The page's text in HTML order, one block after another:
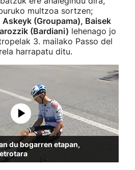
multzoa sortzen;
(Groupama), Baisek
(Bardiani) lehenago jo
3. mailako Passo del
harrapatu ditu.
du bogarren etapan,